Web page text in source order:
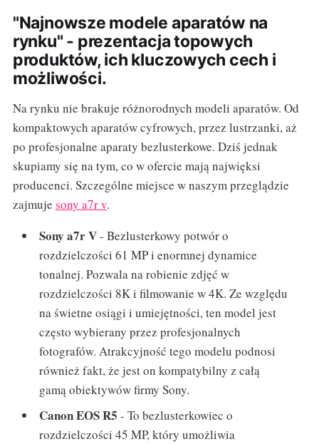
"Najnowsze modele aparatów na
rynku" - prezentacja topowych
produktów, ich kluczowych cech i
możliwości.
Na rynku nie brakuje różnorodnych modeli aparatów. Od
kompaktowych aparatów cyfrowych, przez lustrzanki, aż
po profesjonalne aparaty bezlusterkowe. Dziś jednak
skupiamy się na tym, co w ofercie mają najwięksi
producenci. Szczególne miejsce w naszym przeglądzie
zajmuje sony a7r v.
Sony a7r V- Bezlusterkowy potwór o
rozdzielczości 61 MP i enormnej dynamice
tonalnej. Pozwala na robienie zdjęć w
rozdzielczości 8K i filmowanie w 4K. Ze względu
na świetne osiągi i umiejętności, ten model jest
często wybierany przez profesjonalnych
fotografów. Atrakcyjność tego modelu podnosi
również fakt, że jest on kompatybilny z całą
gamą obiektywów firmy Sony.
Canon EOS R5 - To bezlusterkowiec o
rozdzielczości 45 MP, który umożliwia